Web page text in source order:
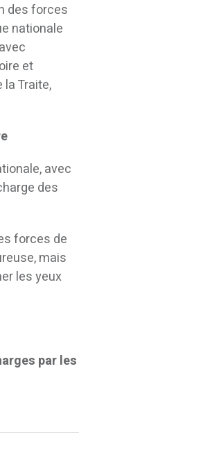
des forces
nationale
et
Traite,
avec
des
forces de
mais
les yeux
par les